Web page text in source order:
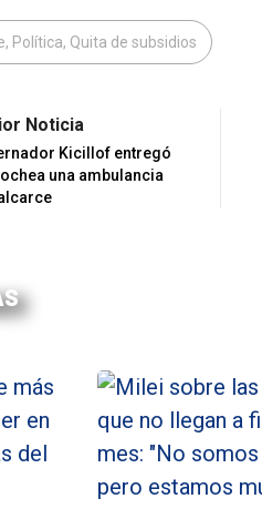
Política, Quita de subsidios
Noticia
Kicillof entregó
una ambulancia